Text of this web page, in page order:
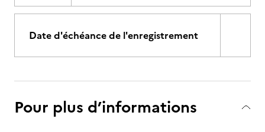
Date d'échéance de l'enregistrement
Pour plus d’informations